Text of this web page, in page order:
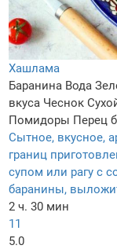
Хашлама
Баранина Вода
вкуса Чеснок
Помидоры Перец
Сытное, вкусное,
границ
супом или рагу с
баранины,
2 ч. 30 мин
11
5.0